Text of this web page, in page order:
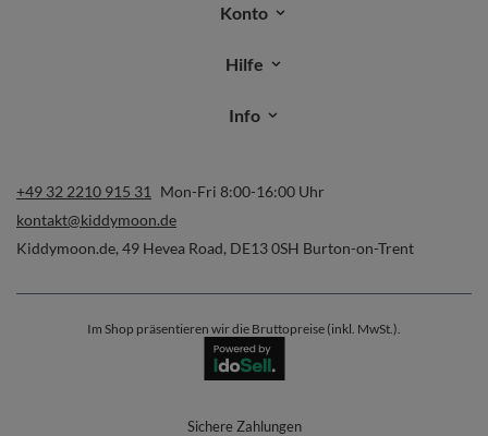
Konto
Hilfe
Info
+49 32 2210 915 31
Mon-Fri 8:00-16:00 Uhr
kontakt@kiddymoon.de
Kiddymoon.de, 49 Hevea Road, DE13 0SH Burton-on-Trent
Im Shop präsentieren wir die Bruttopreise (inkl. MwSt.).
Sichere Zahlungen